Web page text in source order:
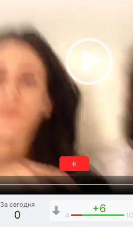
5
За сегодня
0
+6
4 10